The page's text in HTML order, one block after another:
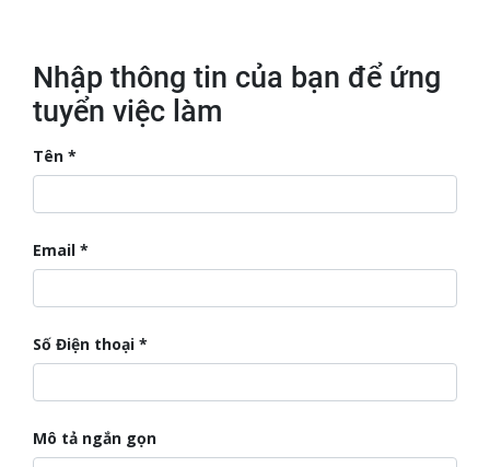
Nhập thông tin của bạn để ứng
tuyển việc làm
Tên
Email
Số Điện thoại
Mô tả ngắn gọn